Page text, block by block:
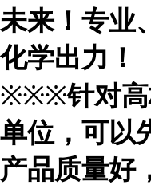
未来！专业
化学出力！
※※※针对
单位，可以
产品质量好